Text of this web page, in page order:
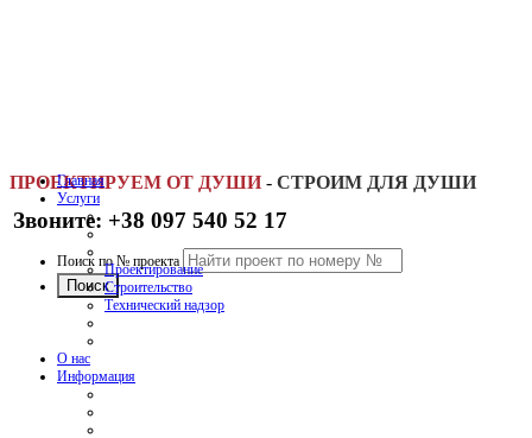
ПРОЕКТИРУЕМ ОТ ДУШИ - СТРОИМ ДЛЯ ДУШИ
Звоните: +38 097 540 52 17
Поиск по № проекта
Главная
Услуги
Проектирование
Строительство
Технический надзор
О нас
Информация